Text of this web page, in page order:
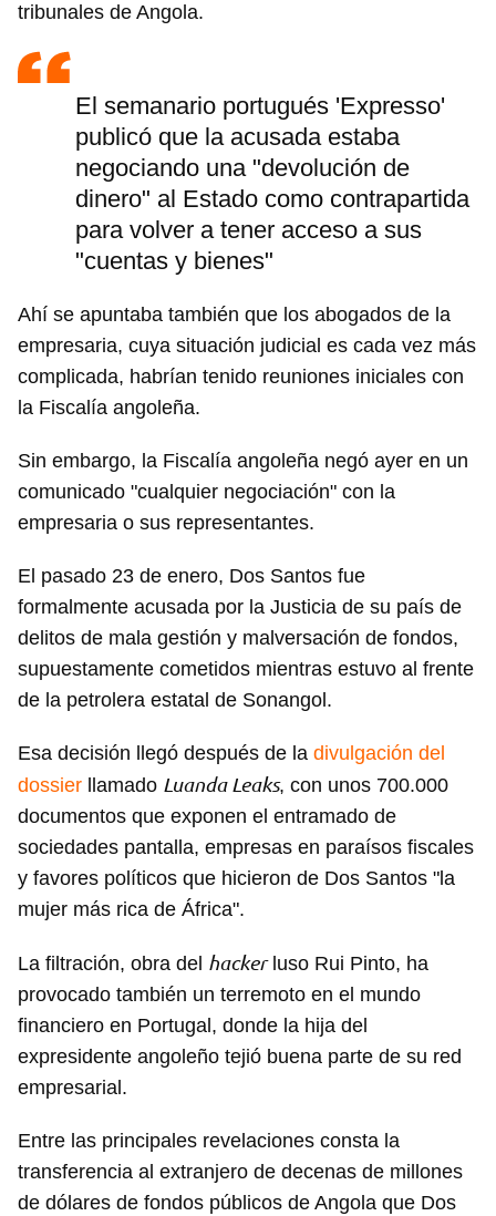
tribunales de Angola.
El semanario portugués 'Expresso'
publicó que la acusada estaba
negociando una "devolución de
dinero" al Estado como contrapartida
para volver a tener acceso a sus
"cuentas y bienes"
Ahí se apuntaba también que los abogados de la
empresaria, cuya situación judicial es cada vez más
complicada, habrían tenido reuniones iniciales con
la Fiscalía angoleña.
Sin embargo, la Fiscalía angoleña negó ayer en un
comunicado "cualquier negociación" con la
empresaria o sus representantes.
El pasado 23 de enero, Dos Santos fue
formalmente acusada por la Justicia de su país de
delitos de mala gestión y malversación de fondos,
supuestamente cometidos mientras estuvo al frente
de la petrolera estatal de Sonangol.
Esa decisión llegó después de la divulgación del
dossier llamado Luanda Leaks, con unos 700.000
documentos que exponen el entramado de
sociedades pantalla, empresas en paraísos fiscales
y favores políticos que hicieron de Dos Santos "la
mujer más rica de África".
La filtración, obra del hackerluso Rui Pinto, ha
provocado también un terremoto en el mundo
financiero en Portugal, donde la hija del
expresidente angoleño tejió buena parte de su red
empresarial.
Entre las principales revelaciones consta la
transferencia al extranjero de decenas de millones
de dólares de fondos públicos de Angola que Dos